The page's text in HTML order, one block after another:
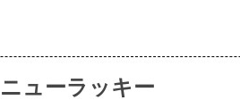
ニューラッキー